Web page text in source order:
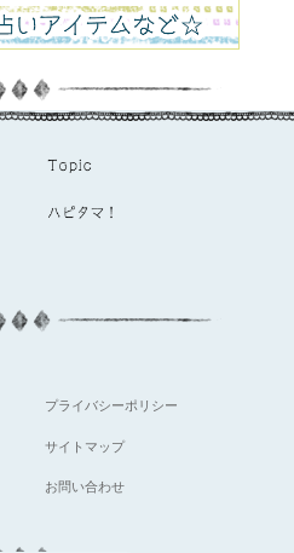
プライバシーポリシー
サイトマップ
お問い合わせ